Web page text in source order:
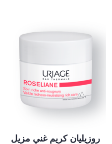
روزيليان كريم غني مزيل